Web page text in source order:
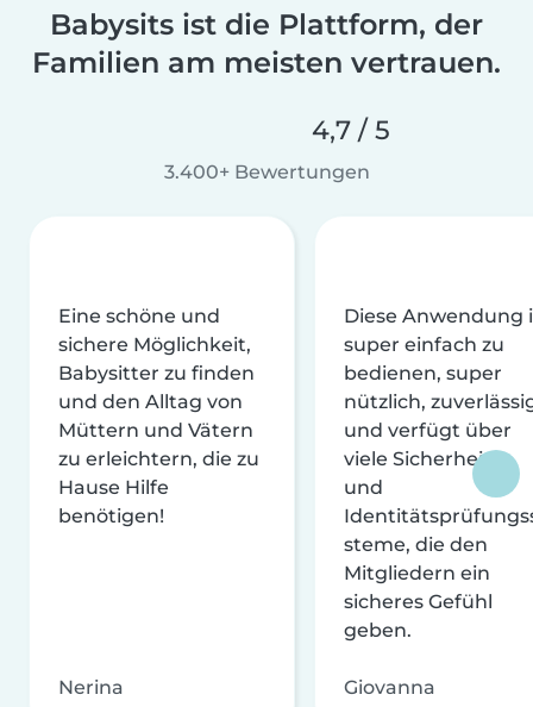
Babysits ist die Plattform, der
Familien am meisten vertrauen.
4,7 / 5
3.400+ Bewertungen
Eine schöne und
sichere Möglichkeit,
Babysitter zu finden
und den Alltag von
Müttern und Vätern
zu erleichtern, die zu
Hause Hilfe
benötigen!
Nerina
Diese Anwendung
super einfach zu
bedienen, super
nützlich,
und verfügt über
viele Sicherheits-
und
steme, die den
Mitgliedern ein
sicheres Gefühl
geben.
Giovanna